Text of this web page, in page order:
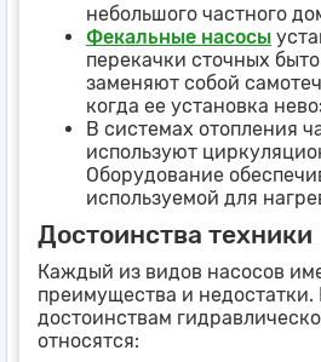
небольшого частного
Фекальные насосы
перекачки сточных
заменяют собой
когда ее установка
В системах отопления
используют
Оборудование
используемой для
Достоинства техники
Каждый из видов насосов
преимущества и
достоинствам
относятся: